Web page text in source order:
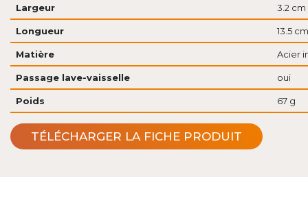
Largeur 3.2 cm
Longueur 13.5 cm
Matière Acier
Passage lave-vaisselle oui
Poids 67 g
TÉLÉCHARGER LA FICHE PRODUIT